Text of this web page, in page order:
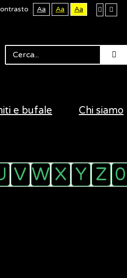
Aa Aa Aa
e bufale Chi siamo